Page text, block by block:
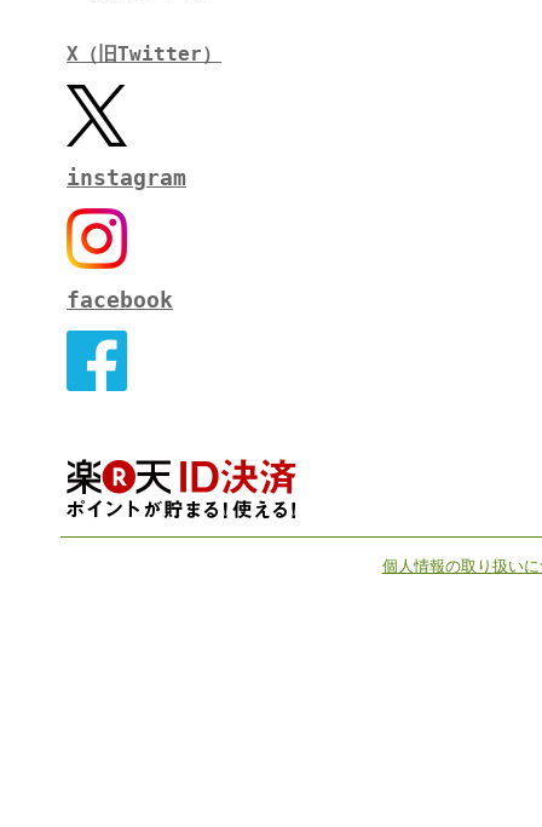
X（旧Twitter）
instagram
facebook
個人情報の取り扱い